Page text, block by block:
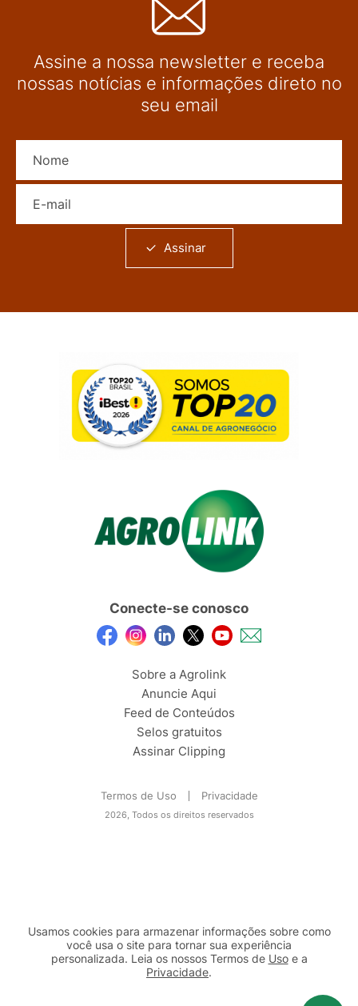
Assine a nossa newsletter e receba
nossas notícias e informações direto no
seu email
Assinar
Conecte-se conosco
Sobre a Agrolink
Anuncie Aqui
Feed de Conteúdos
Selos gratuitos
Assinar Clipping
Termos de Uso Privacidade
2026, Todos os direitos reservados
Usamos cookies para armazenar informações sobre como
você usa o site para tornar sua experiência
personalizada. Leia os nossos Termos de Usoe a
Privacidade.